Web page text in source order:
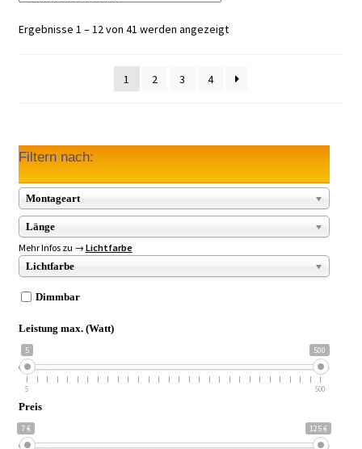
Ergebnisse 1 – 12 von 41 werden angezeigt
1 2 3 4
Filtern nach:
Montageart
Länge
Mehr Infos zu → Lichtfarbe
Lichtfarbe
Dimmbar
Leistung max. (Watt)
5 500
5 500
Preis
7 € 125 €